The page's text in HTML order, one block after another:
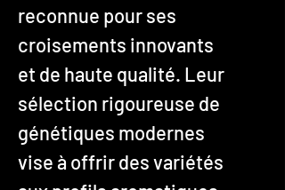
reconnue pour ses
croisements innovants
et de haute qualité. Leur
sélection rigoureuse de
génétiques modernes
vise à offrir des variétés